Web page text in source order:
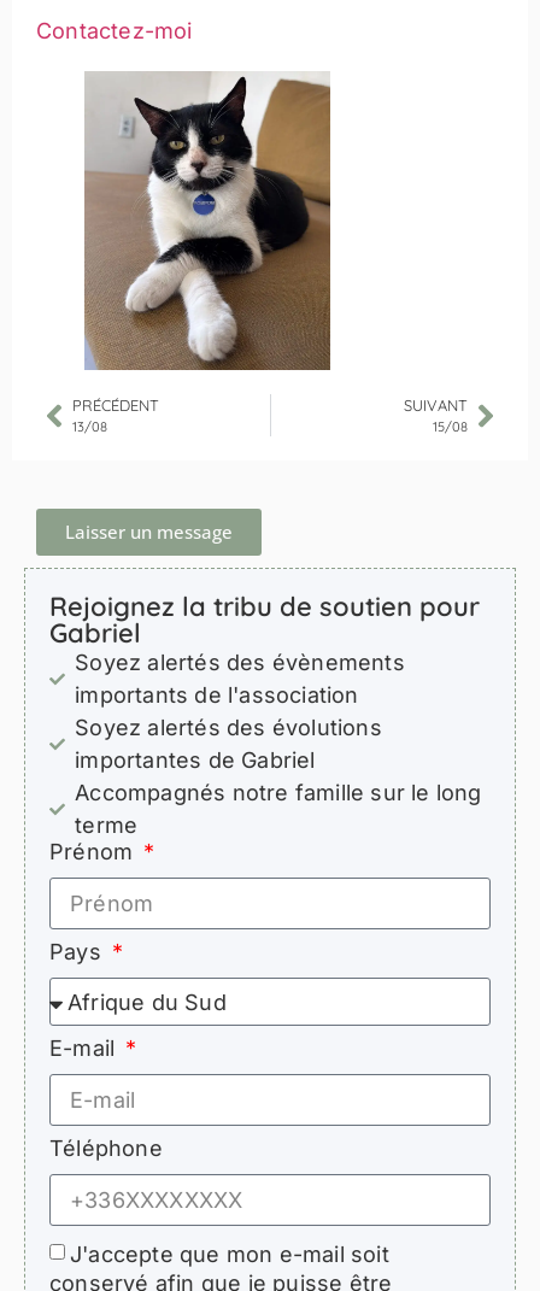
Contactez-moi
PRÉCÉDENT
13/08
SUIVANT
15/08
Laisser un message
Rejoignez la tribu de soutien pour
Gabriel
Soyez alertés des évènements
importants de l'association
Soyez alertés des évolutions
importantes de Gabriel
Accompagnés notre famille sur le long
terme
Prénom
Pays
E-mail
Téléphone
J'accepte que mon e-mail soit
conservé afin que je puisse être